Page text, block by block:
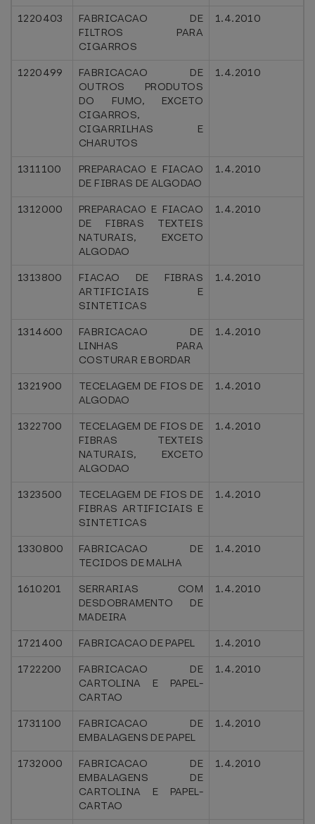
1220403
FABRICACAO DE
FILTROS PARA
CIGARROS
1.4.2010
1220499
FABRICACAO DE
OUTROS PRODUTOS
DO FUMO, EXCETO
CIGARROS,
CIGARRILHAS E
CHARUTOS
1.4.2010
1311100
PREPARACAO E FIACAO
DE FIBRAS DE ALGODAO
1.4.2010
1312000
PREPARACAO E FIACAO
DE FIBRAS TEXTEIS
NATURAIS, EXCETO
ALGODAO
1.4.2010
1313800
FIACAO DE FIBRAS
ARTIFICIAIS E
SINTETICAS
1.4.2010
1314600
FABRICACAO DE
LINHAS PARA
COSTURAR E BORDAR
1.4.2010
1321900
TECELAGEM DE FIOS DE
ALGODAO
1.4.2010
1322700
TECELAGEM DE FIOS DE
FIBRAS TEXTEIS
NATURAIS, EXCETO
ALGODAO
1.4.2010
1323500
TECELAGEM DE FIOS DE
FIBRAS ARTIFICIAIS E
SINTETICAS
1.4.2010
1330800
FABRICACAO DE
TECIDOS DE MALHA
1.4.2010
1610201
SERRARIAS COM
DESDOBRAMENTO DE
MADEIRA
1.4.2010
1721400 FABRICACAO DE PAPEL
1.4.2010
1722200
FABRICACAO DE
CARTOLINA E PAPEL-
CARTAO
1.4.2010
1731100
FABRICACAO DE
EMBALAGENS DE PAPEL
1.4.2010
1732000
FABRICACAO DE
EMBALAGENS DE
CARTOLINA E PAPEL-
CARTAO
1.4.2010